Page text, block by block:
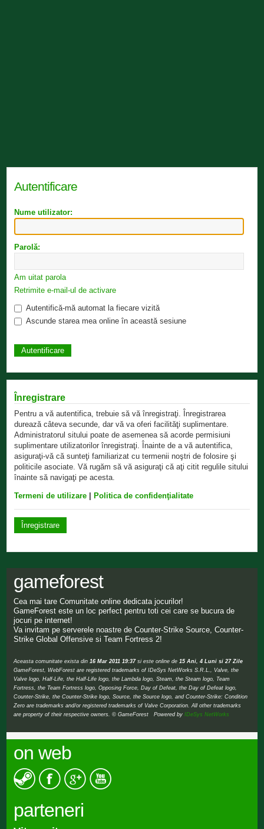
Autentificare
Nume utilizator:
Parolă:
Am uitat parola
Retrimite e-mail-ul de activare
Autentifică-mă automat la fiecare vizită
Ascunde starea mea online în această sesiune
Înregistrare
Pentru a vă autentifica, trebuie să vă înregistraţi. Înregistrarea
durează câteva secunde, dar vă va oferi facilităţi suplimentare.
Administratorul sitului poate de asemenea să acorde permisiuni
suplimentare utilizatorilor înregistraţi. Înainte de a vă autentifica,
asiguraţi-vă că sunteţi familiarizat cu termenii noştri de folosire şi
politicile asociate. Vă rugăm să vă asiguraţi că aţi citit regulile sitului
înainte să navigaţi pe acesta.
Termeni de utilizare Politica de confidenţialitate
Înregistrare
gameforest
Cea mai tare Comunitate online dedicata jocurilor!
GameForest este un loc perfect pentru toti cei care se bucura de
jocuri pe internet!
Va invitam pe serverele noastre de Counter-Strike Source, Counter-
Strike Global Offensive si Team Fortress 2!
Aceasta comunitate exista din 16 Mar 2011 19:37si este online de 15 Ani, 4 Luni si 27 Zile
GameForest, WebForest are registered trademarks of IDeSys NetWorks S.R.L., Valve, the
Valve logo, Half-Life, the Half-Life logo, the Lambda logo, Steam, the Steam logo, Team
Fortress, the Team Fortress logo, Opposing Force, Day of Defeat, the Day of Defeat logo,
Counter-Strike, the Counter-Strike logo, Source, the Source logo, and Counter-Strike: Condition
Zero are trademarks and/or registered trademarks of Valve Corporation. All other trademarks
are property of their respective owners. © GameForest Powered byIDeSys NetWorks
on web
parteneri